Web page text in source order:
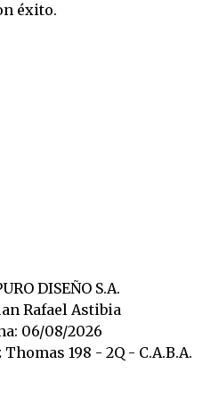
éxito.
DISEÑO S.A.
Rafael Astibia
06/08/2026
198 - 2Q - C.A.B.A.